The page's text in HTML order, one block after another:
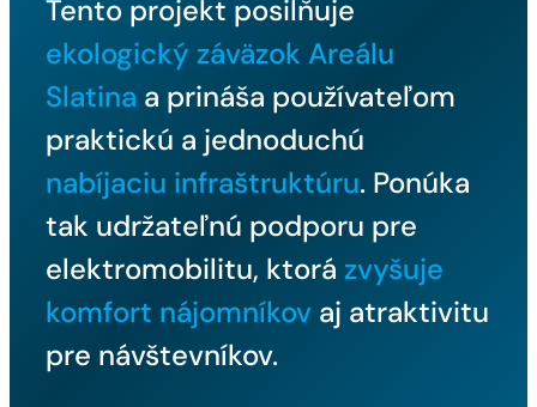
Tento projekt posilňuje
ekologický záväzok Areálu
Slatina a prináša používateľom
praktickú a jednoduchú
nabíjaciu infraštruktúru. Ponúka
tak udržateľnú podporu pre
elektromobilitu, ktorá zvyšuje
komfort nájomníkov aj atraktivitu
pre návštevníkov.